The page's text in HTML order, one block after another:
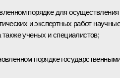
порядке для осуществления
и экспертных работ научные
также ученых и специалистов;
порядке